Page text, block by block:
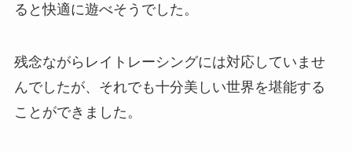
ると快適に遊べそうでした。
残念ながらレイトレーシングには対応していませ
んでしたが、それでも十分美しい世界を堪能する
ことができました。